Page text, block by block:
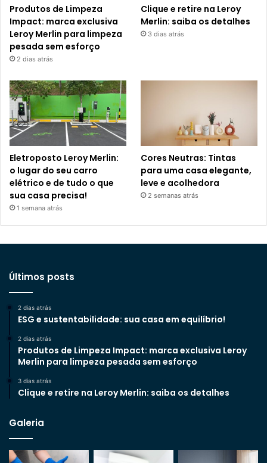
Produtos de Limpeza
Impact: marca exclusiva
Leroy Merlin para limpeza
pesada sem esforço
2 dias atrás
Clique e retire na Leroy
Merlin: saiba os detalhes
3 dias atrás
Eletroposto Leroy Merlin:
o lugar do seu carro
elétrico e de tudo o que
sua casa precisa!
1 semana atrás
Cores Neutras: Tintas
para uma casa elegante,
leve e acolhedora
2 semanas atrás
Últimos posts
2 dias atrás
ESG e sustentabilidade: sua casa em equilíbrio!
2 dias atrás
Produtos de Limpeza Impact: marca exclusiva Leroy
Merlin para limpeza pesada sem esforço
3 dias atrás
Clique e retire na Leroy Merlin: saiba os detalhes
Galeria